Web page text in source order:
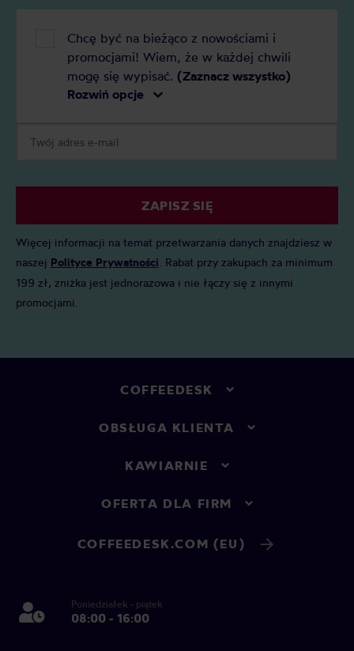
Chcę być na bieżąco z nowościami i
promocjami! Wiem, że w każdej chwili
mogę się wypisać. (Zaznacz wszystko)
Rozwiń opcje
ZAPISZ SIĘ
Więcej informacji na temat przetwarzania danych znajdziesz w
naszej Polityce Prywatności . Rabat przy zakupach za minimum
199 zł, zniżka jest jednorazowa i nie łączy się z innymi
promocjami.
COFFEEDESK
OBSŁUGA KLIENTA
KAWIARNIE
OFERTA DLA FIRM
COFFEEDESK.COM (EU)
Poniedziałek - piątek
08:00 - 16:00